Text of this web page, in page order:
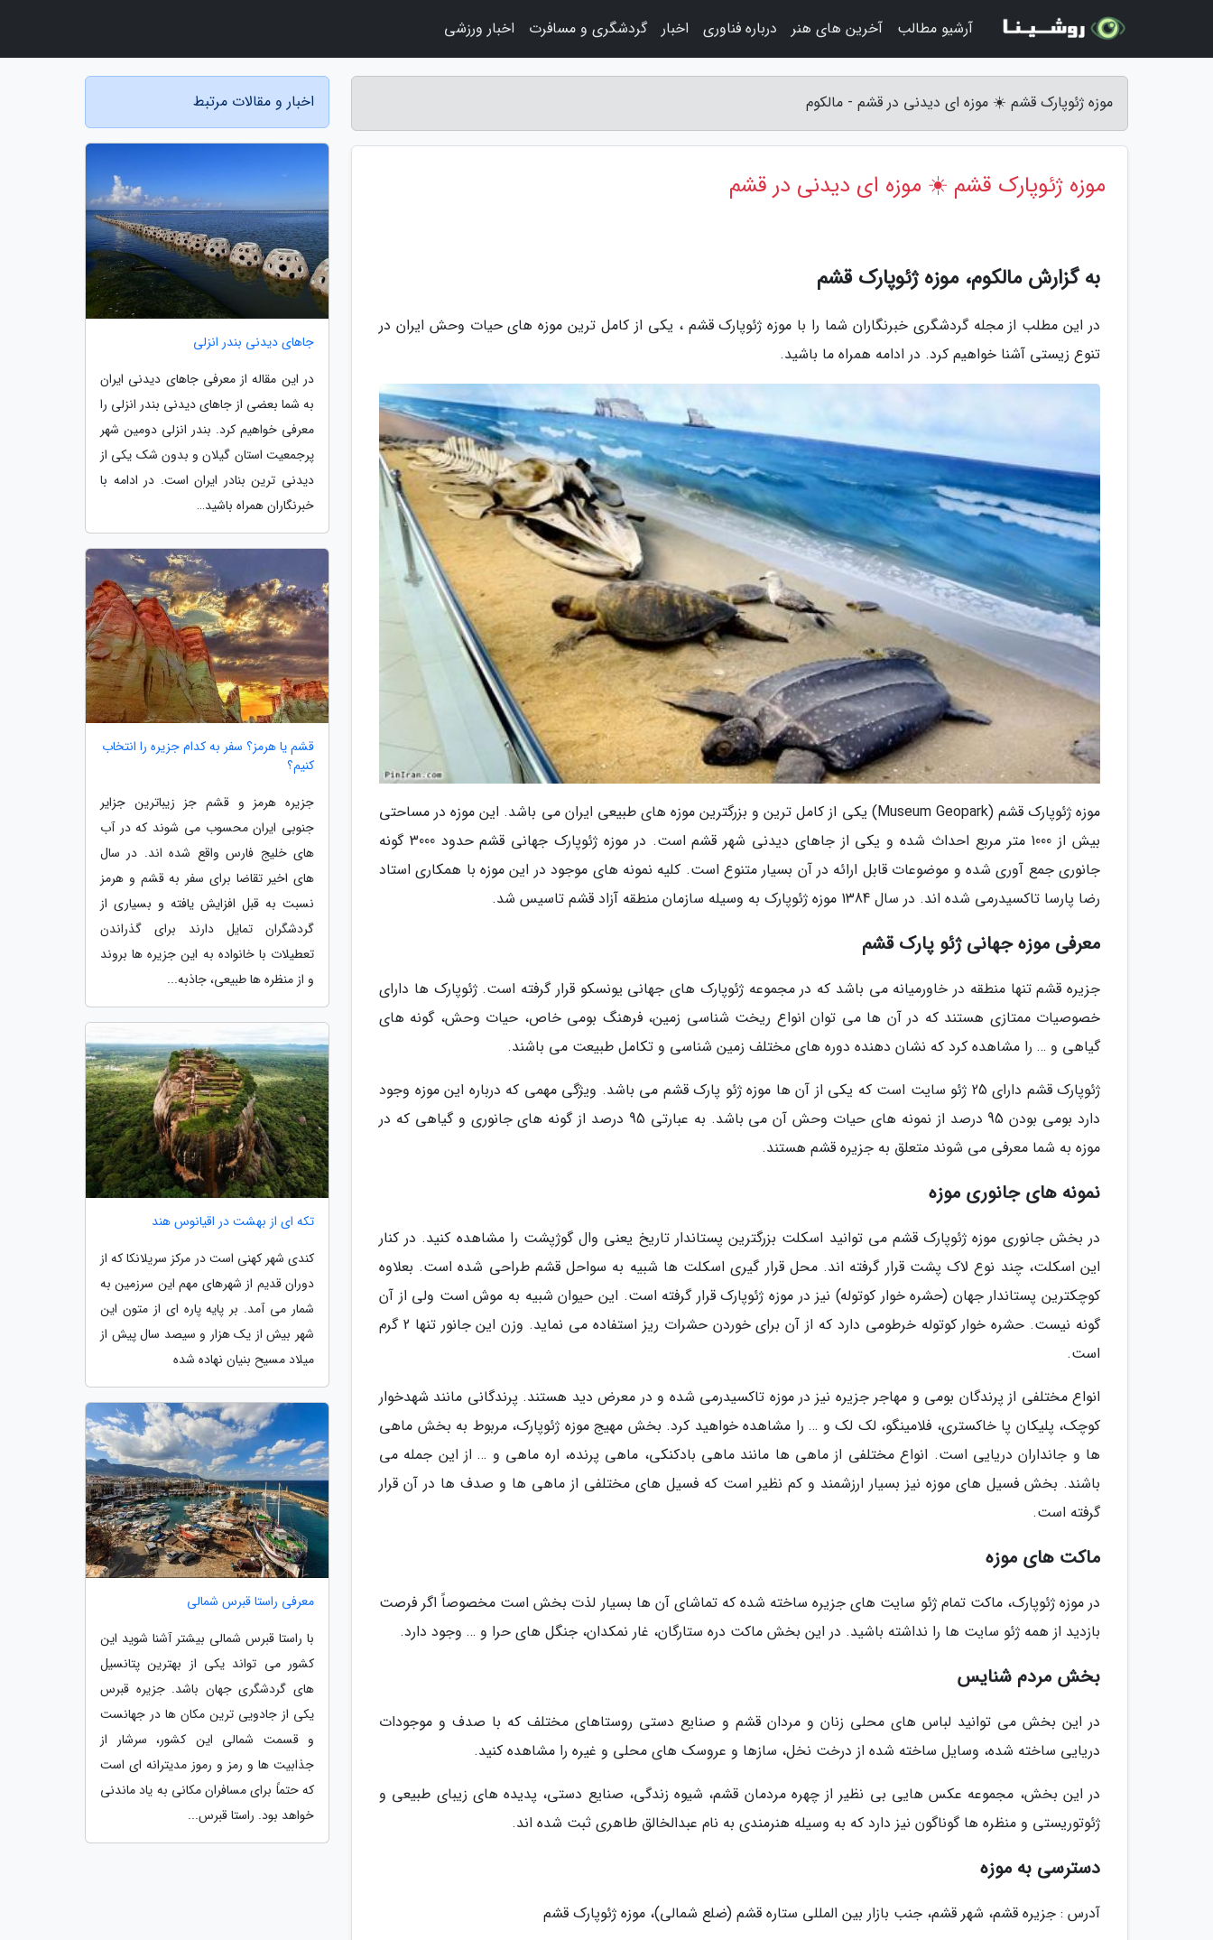
موزه ژئوپارک قشم ☀️ موزه ای دیدنی در قشم - مالکوم
موزه ژئوپارک قشم ☀️ موزه ای دیدنی در قشم
به گزارش مالکوم، موزه ژئوپارک قشم
در این مطلب از مجله گردشگری خبرنگاران شما را با موزه ژئوپارک قشم ، یکى از کامل ترین موزه هاى حیات وحش ایران در
تنوع زیستى آشنا خواهیم کرد. در ادامه همراه ما باشید.
موزه ژئوپارک قشم (Museum Geopark) یکی از کامل ترین و بزرگترین موزه های طبیعی ایران می باشد. این موزه در مساحتی
بیش از 1000 متر مربع احداث شده و یکی از جاهای دیدنی شهر قشم است. در موزه ژئوپارک جهانی قشم حدود 3000 گونه
جانوری جمع آوری شده و موضوعات قابل ارائه در آن بسیار متنوع است. کلیه نمونه هاى موجود در این موزه با همکارى استاد
رضا پارسا تاکسیدرمى شده اند. در سال 1384 موزه ژئوپارک به وسیله سازمان منطقه آزاد قشم تاسیس شد.
معرفی موزه جهانی ژئو پارک قشم
جزیره قشم تنها منطقه در خاورمیانه می باشد که در مجموعه ژئوپارک های جهانی یونسکو قرار گرفته است. ژئوپارک ها دارای
خصوصیات ممتازی هستند که در آن ها می توان انواع ریخت شناسی زمین، فرهنگ بومی خاص، حیات وحش، گونه های
گیاهی و … را مشاهده کرد که نشان دهنده دوره های مختلف زمین شناسی و تکامل طبیعت می باشند.
ژئوپارک قشم دارای 25 ژئو سایت است که یکی از آن ها موزه ژئو پارک قشم می باشد. ویژگی مهمی که درباره این موزه وجود
دارد بومی بودن 95 درصد از نمونه های حیات وحش آن می باشد. به عبارتی 95 درصد از گونه های جانوری و گیاهی که در
موزه به شما معرفی می شوند متعلق به جزیره قشم هستند.
نمونه های جانوری موزه
در بخش جانوری موزه ژئوپارک قشم می توانید اسکلت بزرگترین پستاندار تاریخ یعنی وال گوژپشت را مشاهده کنید. در کنار
این اسکلت، چند نوع لاک پشت قرار گرفته اند. محل قرار گیری اسکلت ها شبیه به سواحل قشم طراحی شده است. بعلاوه
کوچکترین پستاندار جهان (حشره خوار کوتوله) نیز در موزه ژئوپارک قرار گرفته است. این حیوان شبیه به موش است ولی از آن
گونه نیست. حشره خوار کوتوله خرطومی دارد که از آن برای خوردن حشرات ریز استفاده می نماید. وزن این جانور تنها 2 گرم
است.
انواع مختلفی از پرندگان بومی و مهاجر جزیره نیز در موزه تاکسیدرمی شده و در معرض دید هستند. پرندگانی مانند شهدخوار
کوچک، پلیکان پا خاکستری، فلامینگو، لک لک و … را مشاهده خواهید کرد. بخش مهیج موزه ژئوپارک، مربوط به بخش ماهی
ها و جانداران دریایی است. انواع مختلفی از ماهی ها مانند ماهی بادکنکی، ماهی پرنده، اره ماهی و … از این جمله می
باشند. بخش فسیل های موزه نیز بسیار ارزشمند و کم نظیر است که فسیل های مختلفی از ماهی ها و صدف ها در آن قرار
گرفته است.
ماکت های موزه
در موزه ژئوپارک، ماکت تمام ژئو سایت های جزیره ساخته شده که تماشای آن ها بسیار لذت بخش است مخصوصاً اگر فرصت
بازدید از همه ژئو سایت ها را نداشته باشید. در این بخش ماکت دره ستارگان، غار نمکدان، جنگل های حرا و … وجود دارد.
بخش مردم شنایس
در این بخش می توانید لباس های محلی زنان و مردان قشم و صنایع دستی روستاهای مختلف که با صدف و موجودات
دریایی ساخته شده، وسایل ساخته شده از درخت نخل، سازها و عروسک های محلی و غیره را مشاهده کنید.
در این بخش، مجموعه عکس هایی بی نظیر از چهره مردمان قشم، شیوه زندگی، صنایع دستی، پدیده های زیبای طبیعی و
ژئوتوریستی و منظره ها گوناگون نیز دارد که به وسیله هنرمندی به نام عبدالخالق طاهری ثبت شده اند.
دسترسی به موزه
آدرس : جزیره قشم، شهر قشم، جنب بازار بین المللى ستاره قشم (ضلع شمالى)، موزه ژئوپارک قشم
اخبار و مقالات مرتبط
جاهای دیدنی بندر انزلی
در این مقاله از معرفی جاهای دیدنی ایران
به شما بعضی از جاهای دیدنی بندر انزلی را
معرفی خواهیم کرد. بندر انزلی دومین شهر
پرجمعیت استان گیلان و بدون شک یکی از
دیدنی ترین بنادر ایران است. در ادامه با
خبرنگاران همراه باشید…
قشم یا هرمز؟ سفر به کدام جزیره را انتخاب
کنیم؟
جزیره هرمز و قشم جز زیباترین جزایر
جنوبی ایران محسوب می شوند که در آب
های خلیج فارس واقع شده اند. در سال
های اخیر تقاضا برای سفر به قشم و هرمز
نسبت به قبل افزایش یافته و بسیاری از
گردشگران تمایل دارند برای گذراندن
تعطیلات با خانواده به این جزیره ها بروند
و از منظره ها طبیعی، جاذبه...
تکه ای از بهشت در اقیانوس هند
کندی شهر کهنی است در مرکز سریلانکا که از
دوران قدیم از شهرهای مهم این سرزمین به
شمار می آمد. بر پایه پاره ای از متون این
شهر بیش از یک هزار و سیصد سال پیش از
میلاد مسیح بنیان نهاده شده
معرفی راستا قبرس شمالی
با راستا قبرس شمالی بیشتر آشنا شوید این
کشور می تواند یکی از بهترین پتانسیل
های گردشگری جهان باشد. جزیره قبرس
یکی از جادویی ترین مکان ها در جهانست
و قسمت شمالی این کشور، سرشار از
جذابیت ها و رمز و رموز مدیترانه ای است
که حتماً برای مسافران مکانی به یاد ماندنی
خواهد بود. راستا قبرس...
آرشیو مطالب آخرین های هنر درباره فناوری اخبار گردشگری و مسافرت اخبار ورزشی